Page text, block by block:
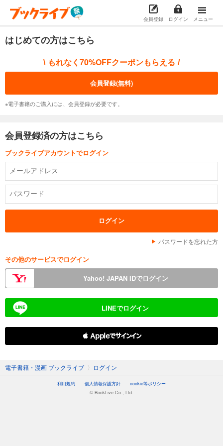
会員登録 ログイン メニュー
はじめての方はこちら
\ もれなく70%OFFクーポンもらえる /
会員登録(無料)
※電子書籍のご購入には、会員登録が必要です。
会員登録済の方はこちら
ブックライブアカウントでログイン
パスワードを忘れた方
その他のサービスでログイン
Yahoo! JAPAN IDでログイン
LINEでログイン
 Appleでサインイン
電子書籍・漫画 ブックライブ 〉 ログイン
利用規約 個人情報保護方針
cookie等ポリシー
© BookLive Co., Ltd.